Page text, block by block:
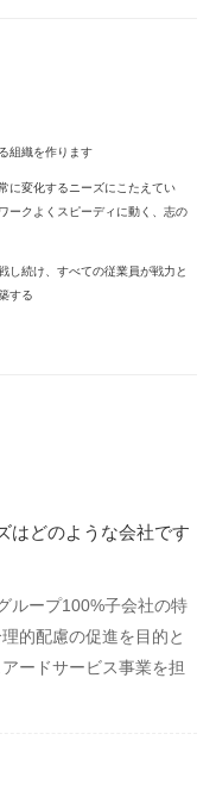
組織を作ります
に変化するニーズにこたえてい
ークよくスピーディに動く、志の
し続け、すべての従業員が戦力と
する
はどのような会社です
ループ100%子会社の特
的配慮の促進を目的と
ードサービス事業を担